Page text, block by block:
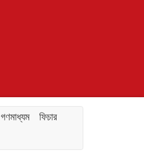
গণমাধ্যম
ফিচার